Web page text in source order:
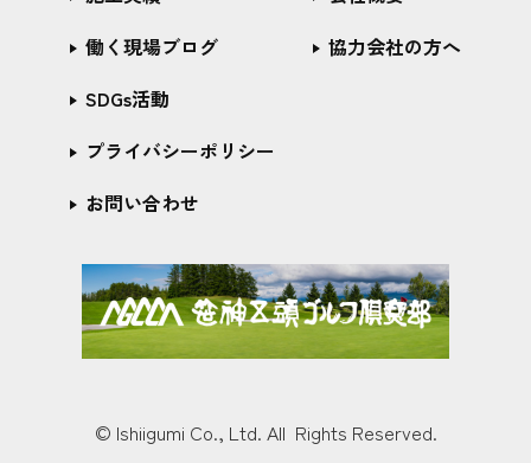
働く現場ブログ
協力会社の方へ
SDGs活動
プライバシーポリシー
お問い合わせ
© Ishiigumi Co., Ltd. All Rights Reserved.